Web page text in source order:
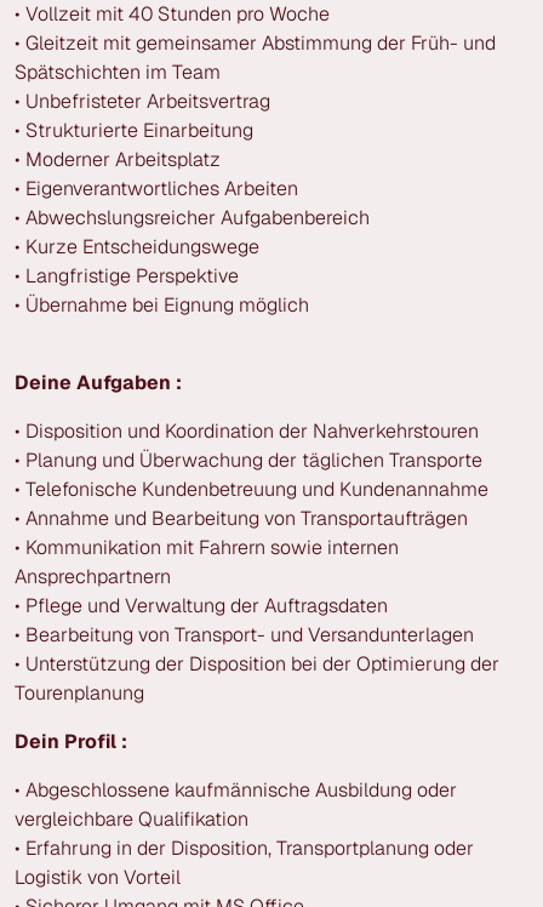
• Vollzeit mit 40 Stunden pro Woche
• Gleitzeit mit gemeinsamer Abstimmung der Früh- und
Spätschichten im Team
• Unbefristeter Arbeitsvertrag
• Strukturierte Einarbeitung
• Moderner Arbeitsplatz
• Eigenverantwortliches Arbeiten
• Abwechslungsreicher Aufgabenbereich
• Kurze Entscheidungswege
• Langfristige Perspektive
• Übernahme bei Eignung möglich
Deine Aufgaben :
• Disposition und Koordination der Nahverkehrstouren
• Planung und Überwachung der täglichen Transporte
• Telefonische Kundenbetreuung und Kundenannahme
• Annahme und Bearbeitung von Transportaufträgen
• Kommunikation mit Fahrern sowie internen
Ansprechpartnern
• Pflege und Verwaltung der Auftragsdaten
• Bearbeitung von Transport- und Versandunterlagen
• Unterstützung der Disposition bei der Optimierung der
Tourenplanung
Dein Profil :
• Abgeschlossene kaufmännische Ausbildung oder
vergleichbare Qualifikation
• Erfahrung in der Disposition, Transportplanung oder
Logistik von Vorteil